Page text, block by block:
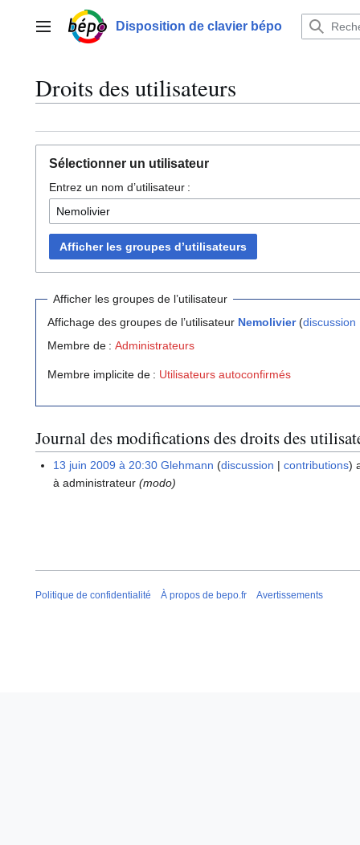
contenuMenu principalDisposition de clavier bépo
Droits des utilisateurs
Sélectionner un utilisateur
Entrez un nom d’utilisateur :
Afficher les groupes d’utilisateurs
Afficher les groupes de l’utilisateur
Affichage des groupes de l’utilisateur Nemolivier (discussion
Membre de : Administrateurs
Membre implicite de : Utilisateurs autoconfirmés
Journal des modifications des droits des
13 juin 2009 à 20:30 Glehmann discussion contributions
à administrateur(modo)
Politique de confidentialité À propos de bepo.fr Avertissements